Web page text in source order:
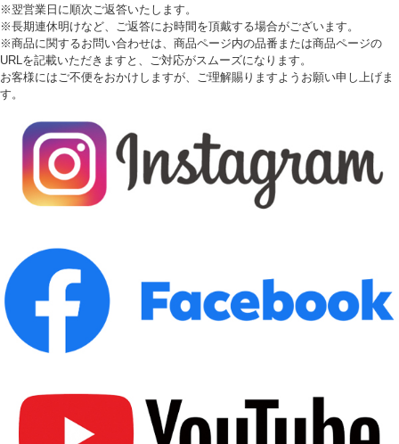
※翌営業日に順次ご返答いたします。
※長期連休明けなど、ご返答にお時間を頂戴する場合がございます。
※商品に関するお問い合わせは、商品ページ内の品番または商品ページの
URLを記載いただきますと、ご対応がスムーズになります。
お客様にはご不便をおかけしますが、ご理解賜りますようお願い申し上げま
す。